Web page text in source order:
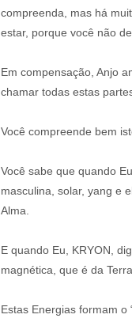
compreenda, mas há
estar, porque você não
Em compensação, Anjo
chamar todas estas
Você compreende bem
Você sabe que quando
masculina, solar, yang e
Alma.
E quando Eu, KRYON,
magnética, que é da
Estas Energias formam o